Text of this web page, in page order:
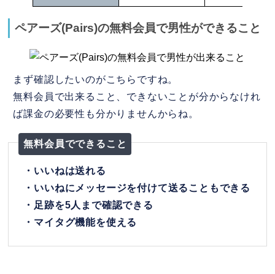
ペアーズ(Pairs)の無料会員で男性ができること
まず確認したいのがこちらですね。
無料会員で出来ること、できないことが分からなけれ
ば課金の必要性も分かりませんからね。
無料会員でできること
・いいねは送れる
・いいねにメッセージを付けて送ることもできる
・足跡を5人まで確認できる
・マイタグ機能を使える